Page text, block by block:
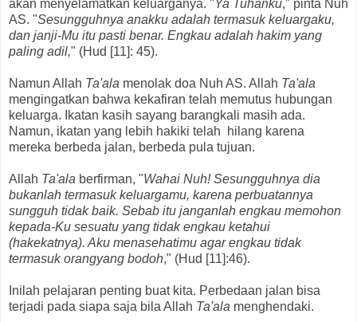
akan menyelamatkan keluarganya. "Ya Tuhanku," pinta Nuh
AS. "Sesungguhnya anakku adalah termasuk keluargaku,
dan janji-Mu itu pasti benar. Engkau adalah hakim yang
paling adil," (Hud [11]: 45).
Namun Allah Ta'ala menolak doa Nuh AS. Allah Ta'ala
mengingatkan bahwa kekafiran telah memutus hubungan
keluarga. Ikatan kasih sayang barangkali masih ada.
Namun, ikatan yang lebih hakiki telah hilang karena
mereka berbeda jalan, berbeda pula tujuan.
Allah Ta'ala berfirman, "Wahai Nuh! Sesungguhnya dia
bukanlah termasuk keluargamu, karena perbuatannya
sungguh tidak baik. Sebab itu janganlah engkau memohon
kepada-Ku sesuatu yang tidak engkau ketahui
(hakekatnya). Aku menasehatimu agar engkau tidak
termasuk orangyang bodoh," (Hud [11]:46).
Inilah pelajaran penting buat kita. Perbedaan jalan bisa
terjadi pada siapa saja bila Allah Ta'ala menghendaki.